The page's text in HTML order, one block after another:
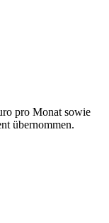
pro Monat sowie
übernommen.